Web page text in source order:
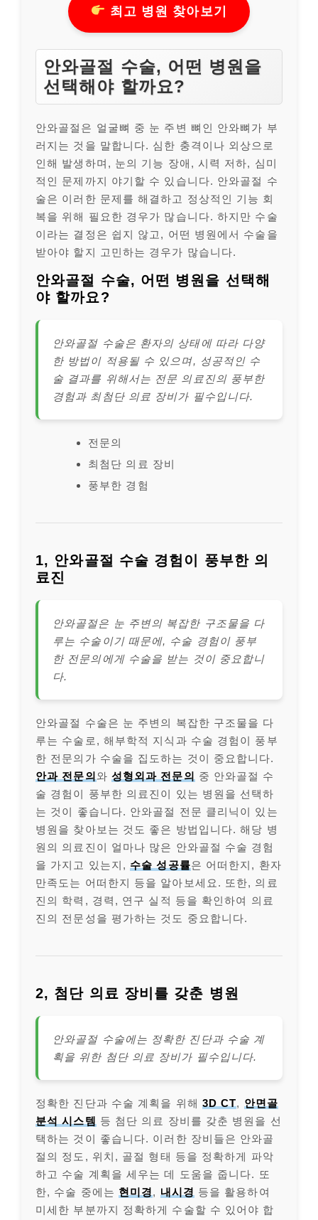
최고 병원 찾아보기
안와골절 수술, 어떤 병원을
선택해야 할까요?
안와골절은 얼굴뼈 중 눈 주변 뼈인 안와뼈가 부
러지는 것을 말합니다. 심한 충격이나 외상으로
인해 발생하며, 눈의 기능 장애, 시력 저하, 심미
적인 문제까지 야기할 수 있습니다. 안와골절 수
술은 이러한 문제를 해결하고 정상적인 기능 회
복을 위해 필요한 경우가 많습니다. 하지만 수술
이라는 결정은 쉽지 않고, 어떤 병원에서 수술을
받아야 할지 고민하는 경우가 많습니다.
안와골절 수술, 어떤 병원을 선택해
야 할까요?
안와골절 수술은 환자의 상태에 따라 다양
한 방법이 적용될 수 있으며, 성공적인 수
술 결과를 위해서는 전문 의료진의 풍부한
경험과 최첨단 의료 장비가 필수입니다.
전문의
최첨단 의료 장비
풍부한 경험
1, 안와골절 수술 경험이 풍부한 의
료진
안와골절은 눈 주변의 복잡한 구조물을 다
루는 수술이기 때문에, 수술 경험이 풍부
한 전문의에게 수술을 받는 것이 중요합니
다.
안와골절 수술은 눈 주변의 복잡한 구조물을 다
루는 수술로, 해부학적 지식과 수술 경험이 풍부
한 전문의가 수술을 집도하는 것이 중요합니다.
안과 전문의 와 성형외과 전문의 중 안와골절 수
술 경험이 풍부한 의료진이 있는 병원을 선택하
는 것이 좋습니다. 안와골절 전문 클리닉이 있는
병원을 찾아보는 것도 좋은 방법입니다. 해당 병
원의 의료진이 얼마나 많은 안와골절 수술 경험
을 가지고 있는지, 수술 성공률은 어떠한지, 환자
만족도는 어떠한지 등을 알아보세요. 또한, 의료
진의 학력, 경력, 연구 실적 등을 확인하여 의료
진의 전문성을 평가하는 것도 중요합니다.
2, 첨단 의료 장비를 갖춘 병원
안와골절 수술에는 정확한 진단과 수술 계
획을 위한 첨단 의료 장비가 필수입니다.
정확한 진단과 수술 계획을 위해 3D CT, 안면골
분석 시스템 등 첨단 의료 장비를 갖춘 병원을 선
택하는 것이 좋습니다. 이러한 장비들은 안와골
절의 정도, 위치, 골절 형태 등을 정확하게 파악
하고 수술 계획을 세우는 데 도움을 줍니다. 또
한, 수술 중에는 현미경, 내시경 등을 활용하여
미세한 부분까지 정확하게 수술할 수 있어야 합